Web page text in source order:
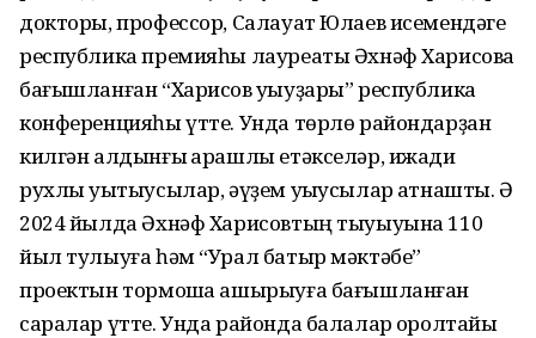
докторы, профессор, Салауат Юлаев исемендəге
республика премияһы лауреаты Əхнəф Харисовҡа
бағышланған “Харисов уҡыуҙары” республика
конференцияһы үтте. Унда төрлө райондарҙан
килгəн алдынғы ҡарашлы етəкселəр, ижади
рухлы уҡытыусылар, əүҙем уҡыусылар ҡатнашты. Ə
2024 йылда Əхнəф Харисовтың тыуыуына 110
йыл тулыуға һəм “Урал батыр мəктəбе”
проектын тормошҡа ашырыуға бағышланған
саралар үтте. Унда районда балалар ҡоролтайы